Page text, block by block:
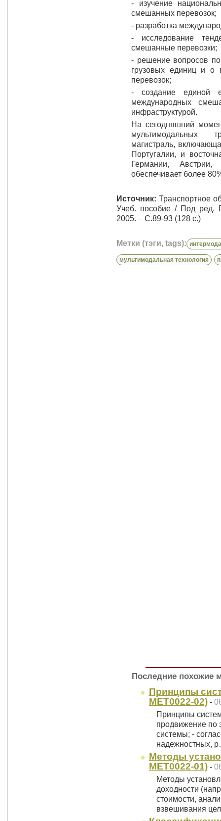
- изучение
смешанных перевозок;
- разработка
- исследование
смешанные перевозки;
- решение вопросов
грузовых единиц и о
перевозок;
- создание единой
международных
инфраструктурой.
На сегодняшний
мультимодальных
магистраль,
Португалии, и
Германии, Австрии,
обеспечивает более
Источник: Транспортное
Учеб. пособие / Под ред.
2005. – С.89-93 (128 с.)
Метки (тэги, tags):
мультимодальная технология
Последние похожие
Принципы
MET0022-02)-
Принципы
продвижение по
системы; -
надежностных,
Методы
MET0022-01)-
Методы
доходности
стоимости,
взвешивания